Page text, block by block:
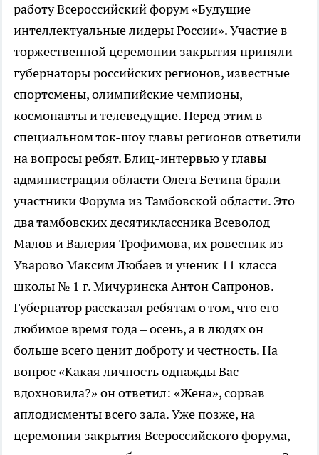
работу Всероссийский форум «Будущие
интеллектуальные лидеры России». Участие в
торжественной церемонии закрытия приняли
губернаторы российских регионов, известные
спортсмены, олимпийские чемпионы,
космонавты и телеведущие. Перед этим в
специальном ток-шоу главы регионов ответили
на вопросы ребят. Блиц-интервью у главы
администрации области Олега Бетина брали
участники Форума из Тамбовской области. Это
два тамбовских десятиклассника Всеволод
Малов и Валерия Трофимова, их ровесник из
Уварово Максим Любаев и ученик 11 класса
школы № 1 г. Мичуринска Антон Сапронов.
Губернатор рассказал ребятам о том, что его
любимое время года – осень, а в людях он
больше всего ценит доброту и честность. На
вопрос «Какая личность однажды Вас
вдохновила?» он ответил: «Жена», сорвав
аплодисменты всего зала. Уже позже, на
церемонии закрытия Всероссийского форума,